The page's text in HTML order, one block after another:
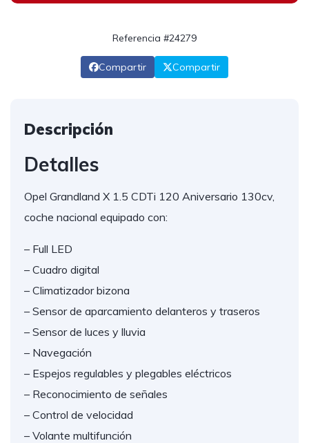
Referencia #24279
Compartir Compartir
Descripción
Detalles
Opel Grandland X 1.5 CDTi 120 Aniversario 130cv,
coche nacional equipado con:
– Full LED
– Cuadro digital
– Climatizador bizona
– Sensor de aparcamiento delanteros y traseros
– Sensor de luces y lluvia
– Navegación
– Espejos regulables y plegables eléctricos
– Reconocimiento de señales
– Control de velocidad
– Volante multifunción